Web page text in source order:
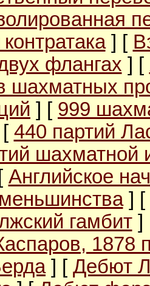
] [
флангах ] [
шахматных
] [ 999
440 партий
шахматной
Английское
] [
гамбит]
1878
] [ Дебют